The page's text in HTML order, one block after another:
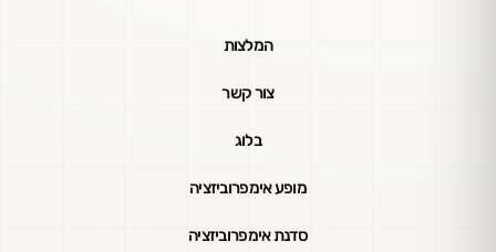
המלצות
צור קשר
בלוג
מופע אימפרוביזציה
סדנת אימפרוביזציה